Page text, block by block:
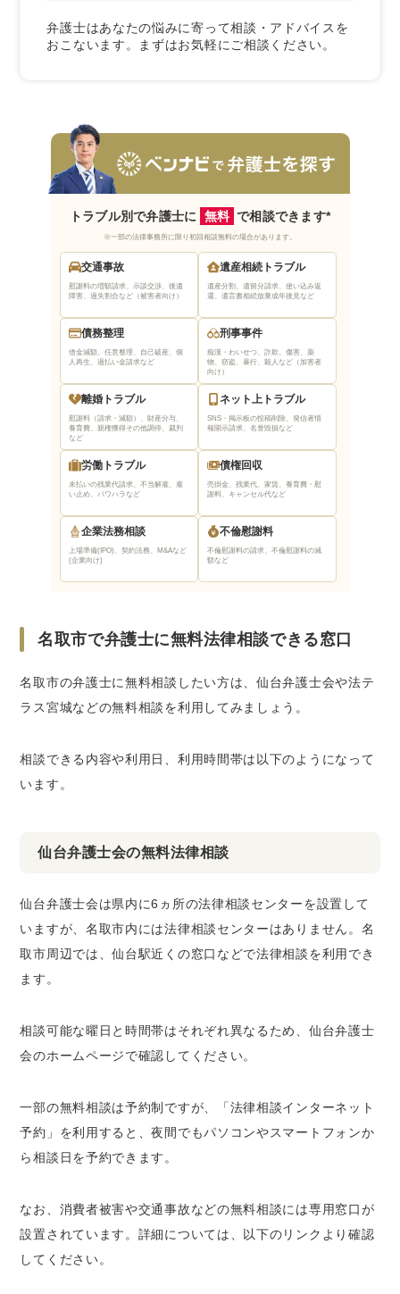
弁護士はあなたの悩みに寄って相談・アドバイスを
おこないます。まずはお気軽にご相談ください。
トラブル別で弁護士に 無料 で相談できます*
※一部の法律事務所に限り初回相談無料の場合があります。
交通事故
慰謝料の増額請求、示談交渉、後遺
障害、過失割合など（被害者向け）
遺産相続トラブル
遺産分割、遺留分請求、使い込み返
還、遺言書相続放棄成年後見など
債務整理
借金減額、任意整理、自己破産、個
人再生、過払い金請求など
刑事事件
痴漢・わいせつ、詐欺、傷害、薬
物、窃盗、暴行、殺人など（加害者
向け）
離婚トラブル
慰謝料（請求・減額）、財産分与、
養育費、親権獲得その他調停、裁判
など
ネット上トラブル
SNS・掲示板の投稿削除、発信者情
報開示請求、名誉毀損など
労働トラブル
未払いの残業代請求、不当解雇、雇
い止め、パワハラなど
債権回収
売掛金、残業代、家賃、養育費・慰
謝料、キャンセル代など
企業法務相談
上場準備(IPO)、契約法務、M&Aなど
(企業向け)
不倫慰謝料
不倫慰謝料の請求、不倫慰謝料の減
額など
名取市で弁護士に無料法律相談できる窓口
名取市の弁護士に無料相談したい方は、仙台弁護士会や法テ
ラス宮城などの無料相談を利用してみましょう。
相談できる内容や利用日、利用時間帯は以下のようになって
います。
仙台弁護士会の無料法律相談
仙台弁護士会は県内に6ヵ所の法律相談センターを設置して
いますが、名取市内には法律相談センターはありません。名
取市周辺では、仙台駅近くの窓口などで法律相談を利用でき
ます。
相談可能な曜日と時間帯はそれぞれ異なるため、仙台弁護士
会のホームページで確認してください。
一部の無料相談は予約制ですが、「法律相談インターネット
予約」を利用すると、夜間でもパソコンやスマートフォンか
ら相談日を予約できます。
なお、消費者被害や交通事故などの無料相談には専用窓口が
設置されています。詳細については、以下のリンクより確認
してください。